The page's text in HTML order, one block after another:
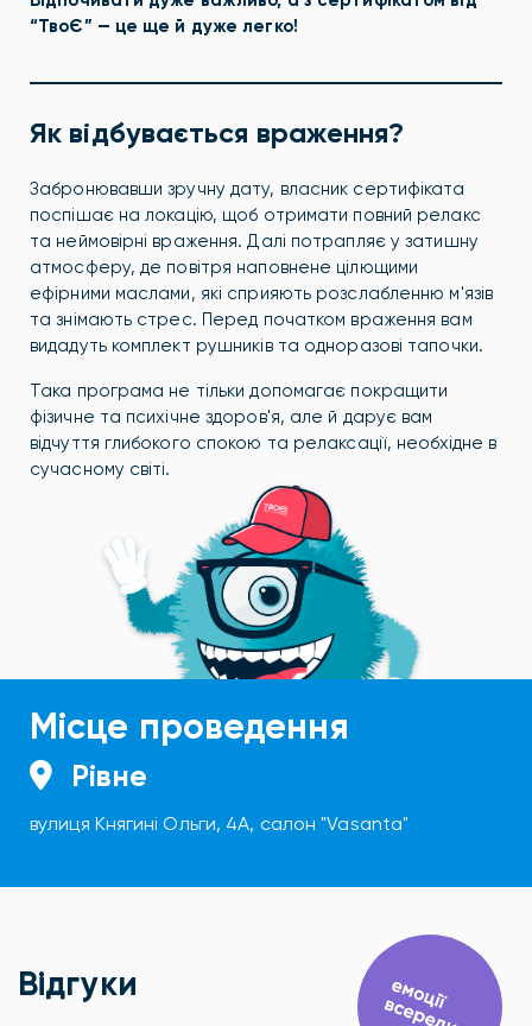
“ТвоЄ” — це ще й дуже легко!
Як відбувається враження?
Забронювавши зручну дату, власник сертифіката
поспішає на локацію, щоб отримати повний релакс
та неймовірні враження. Далі потрапляє у затишну
атмосферу, де повітря наповнене цілющими
ефірними маслами, які сприяють розслабленню м'язів
та знімають стрес. Перед початком враження вам
видадуть комплект рушників та одноразові тапочки.
Така програма не тільки допомагає покращити
фізичне та психічне здоров'я, але й дарує вам
відчуття глибокого спокою та релаксації, необхідне в
сучасному світі.
Місце проведення
Рівне
вулиця Княгині Ольги, 4А, салон "Vasanta"
Відгуки